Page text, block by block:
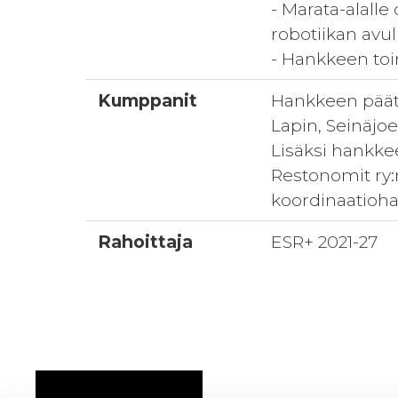
- Marata-
robotiikan
- Hankkeen
Kumppanit
Hankkeen
Lapin,
Lisäksi
Restonomit
Rahoittaja
ESR+ 2021-27